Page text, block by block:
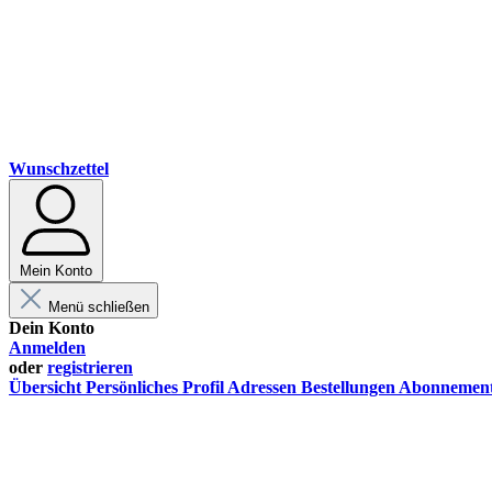
Wunschzettel
Mein Konto
Menü schließen
Dein Konto
Anmelden
oder registrieren
Übersicht Persönliches Profil Adressen Bestellungen